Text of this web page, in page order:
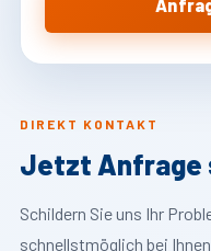
DIREKT KONTAKT
Jetzt Anfrage
Schildern Sie uns Ihr
schnellstmöglich bei